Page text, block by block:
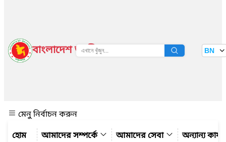
বাংলাদেশ জাতীয় তথ্য বাতায়ন BN
মেনু নির্বাচন করুন
আমাদের সম্পর্কে
আমাদের সেবা অন্যান্য